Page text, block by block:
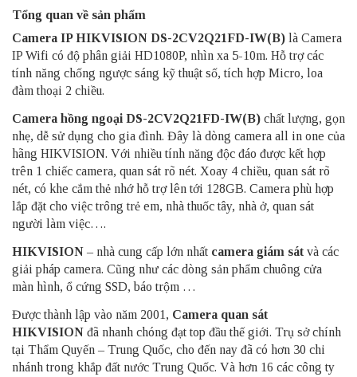
Tổng quan về sản phẩm
Camera IP HIKVISION DS-2CV2Q21FD-IW(B) là Camera
IP Wifi có độ phân giải HD1080P, nhìn xa 5-10m. Hỗ trợ các
tính năng chống ngược sáng kỹ thuật số, tích hợp Micro, loa
đàm thoại 2 chiều.
Camera hồng ngoại DS-2CV2Q21FD-IW(B) chất lượng, gọn
nhẹ, dễ sử dụng cho gia đình. Đây là dòng camera all in one của
hãng HIKVISION. Với nhiều tính năng độc đáo được kết hợp
trên 1 chiếc camera, quan sát rõ nét. Xoay 4 chiều, quan sát rõ
nét, có khe cắm thẻ nhớ hỗ trợ lên tới 128GB. Camera phù hợp
lắp đặt cho việc trông trẻ em, nhà thuốc tây, nhà ở, quan sát
người làm việc….
HIKVISION – nhà cung cấp lớn nhất camera giám sát và các
giải pháp camera. Cũng như các dòng sản phẩm chuông cửa
màn hình, ổ cứng SSD, báo trộm …
Được thành lập vào năm 2001, Camera quan sát
HIKVISION đã nhanh chóng đạt top đầu thế giới. Trụ sở chính
tại Thẩm Quyến – Trung Quốc, cho đến nay đã có hơn 30 chi
nhánh trong khắp đất nước Trung Quốc. Và hơn 16 các công ty